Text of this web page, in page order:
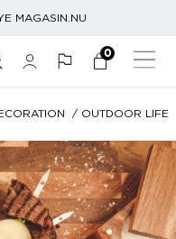
MAGASIN.NU
0
OUTDOOR LIFE